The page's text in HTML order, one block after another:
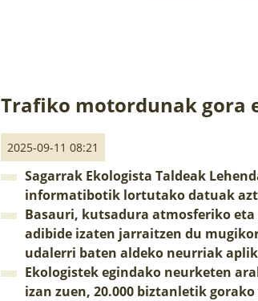
Trafiko motordunak gora
2025-09-11 08:21
Sagarrak Ekologista Taldeak
informatibotik lortutako datuak
Basauri, kutsadura atmosferiko
adibide izaten jarraitzen du
udalerri baten aldeko neurriak
Ekologistek egindako neurketen
izan zuen, 20.000 biztanletik